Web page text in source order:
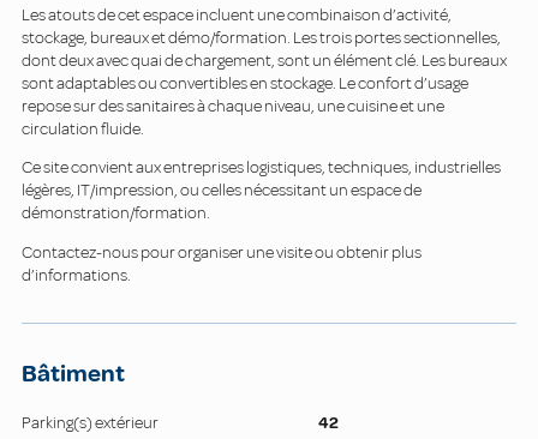
Les atouts de cet espace incluent une combinaison d’activité,
stockage, bureaux et démo/formation. Les trois portes sectionnelles,
dont deux avec quai de chargement, sont un élément clé. Les bureaux
sont adaptables ou convertibles en stockage. Le confort d’usage
repose sur des sanitaires à chaque niveau, une cuisine et une
circulation fluide.
Ce site convient aux entreprises logistiques, techniques, industrielles
légères, IT/impression, ou celles nécessitant un espace de
démonstration/formation.
Contactez-nous pour organiser une visite ou obtenir plus
d’informations.
Bâtiment
Parking(s) extérieur
42